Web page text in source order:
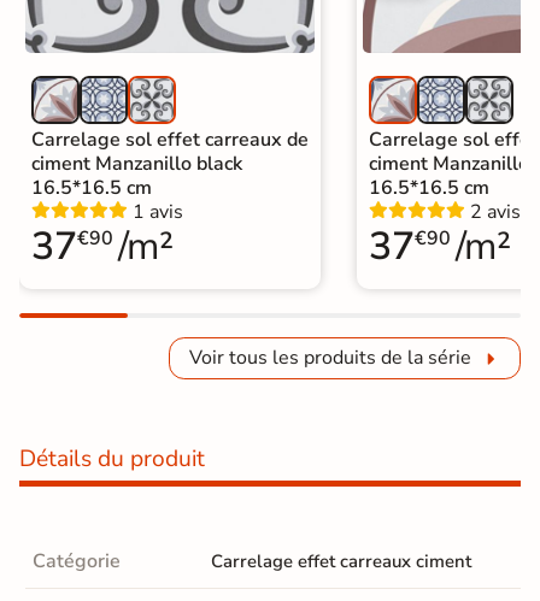
Carrelage sol effet carreaux de
ciment Manzanillo black
16.5*16.5 cm
1 avis
37€90 /m²
Carrelage sol
ciment Manzanillo
16.5*16.5 cm
2 avis
37€90 /m²
Voir tous les produits de la série
Détails du produit
Catégorie Carrelage effet carreaux ciment